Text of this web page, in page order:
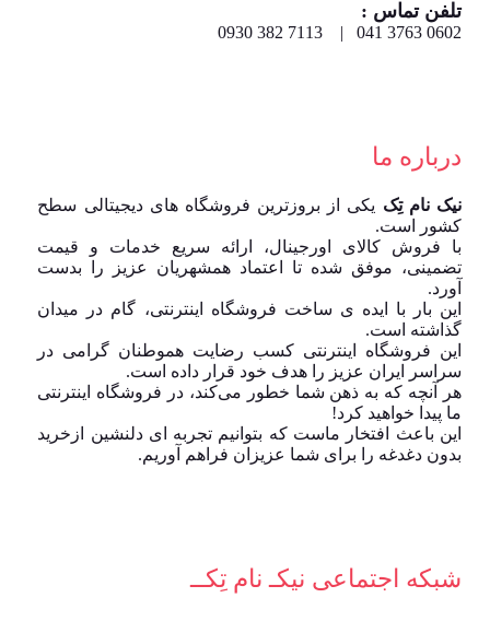
تلفن تماس :
0602 3763 041 | 7113 382 0930
درباره ما
نیک نام تِک یکی از بروزترین فروشگاه های دیجیتالی سطح
کشور است.
با فروش کالای اورجینال، ارائه سریع خدمات و قیمت
تضمینی، موفق شده تا اعتماد همشهریان عزیز را بدست
آورد.
این بار با ایده ی ساخت فروشگاه اینترنتی، گام در میدان
گذاشته است.
این فروشگاه اینترنتی کسب رضایت هموطنان گرامی در
سراسر ایران عزیز را هدف خود قرار داده است.
هر آنچه که به ذهن شما خطور می‌کند، در فروشگاه اینترنتی
ما پیدا خواهید کرد!
این باعث افتخار ماست که بتوانیم تجربه ای دلنشین ازخرید
بدون دغدغه را برای شما عزیزان فراهم آوریم.
شبکه‌ اجتماعی نیکـ نام تِکــ